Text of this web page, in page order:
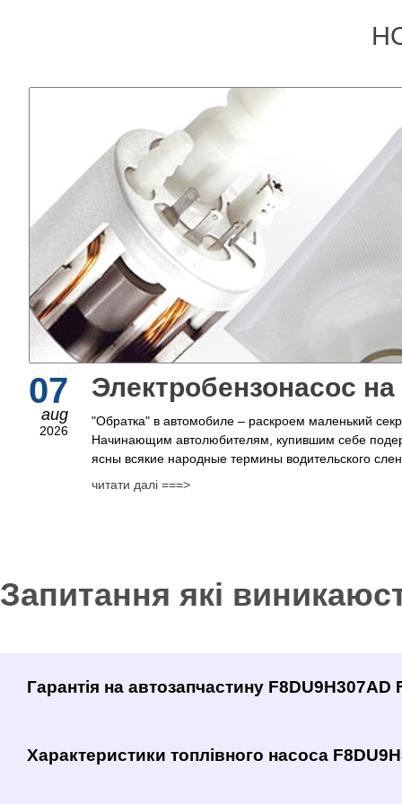
07
aug
2026
Электробензонасос
"Обратка" в автомобиле – раскроем маленький
Начинающим автолюбителям, купившим себе
ясны всякие народные термины водительского
читати далі ===>
Запитання які
Гарантія на автозапчастину F8DU9H307AD
Характеристики топлівного насоса